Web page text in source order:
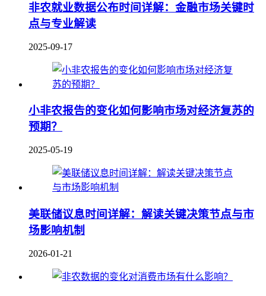
非农就业数据公布时间详解：金融市场关键时
点与专业解读
2025-09-17
小非农报告的变化如何影响市场对经济复苏的
预期？
2025-05-19
美联储议息时间详解：解读关键决策节点与市
场影响机制
2026-01-21